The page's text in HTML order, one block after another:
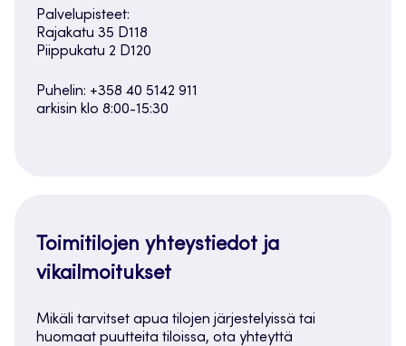
Palvelupisteet:
Rajakatu 35 D118
Piippukatu 2 D120
Puhelin: +358 40 5142 911
arkisin klo 8:00-15:30
Toimitilojen yhteystiedot ja
vikailmoitukset
Mikäli tarvitset apua tilojen järjestelyissä tai
huomaat puutteita tiloissa, ota yhteyttä